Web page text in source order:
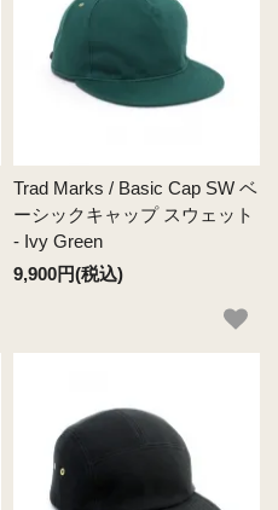
Trad Marks / Basic Cap SW ベ
ーシックキャップ スウェット
- Ivy Green
9,900円(税込)